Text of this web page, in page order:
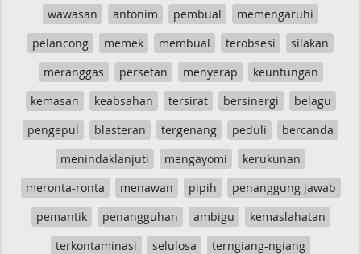
wawasan
antonim pembual
memengaruhi
pelancong
memek membual terobsesi
silakan
meranggas
persetan menyerap
keuntungan
kemasan
keabsahan tersirat bersinergi
belagu
pengepul
blasteran tergenang peduli
bercanda
menindaklanjuti
mengayomi
kerukunan
meronta-ronta
menawan pipih
penanggung jawab
pemantik
penangguhan ambigu
kemaslahatan
terkontaminasi
selulosa
terngiang-ngiang